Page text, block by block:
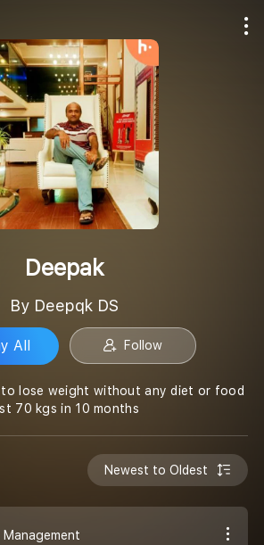
Deepak
By Deepqk DS
All Follow
to lose weight without any diet or food
70 kgs in 10 months
Newest to Oldest